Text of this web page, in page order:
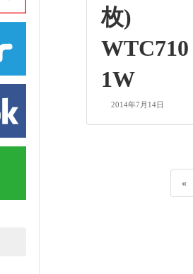
枚)
WTC710
1W
2014年7月14日
«